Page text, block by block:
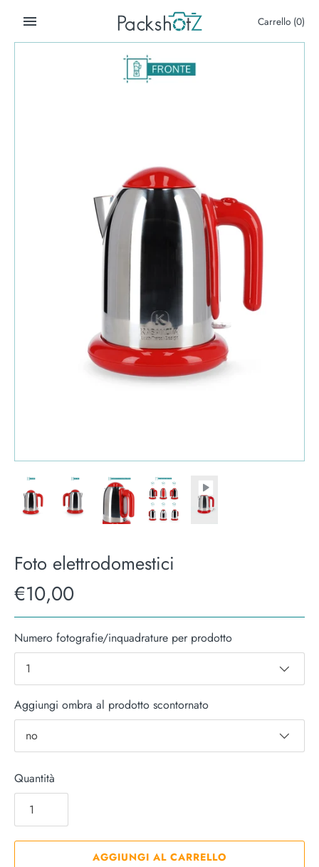
contenuto
Carrello (0)
Foto elettrodomestici
€10,00
Numero fotografie/inquadrature per prodotto
1
Aggiungi ombra al prodotto scontornato
no
Quantità
AGGIUNGI AL CARRELLO